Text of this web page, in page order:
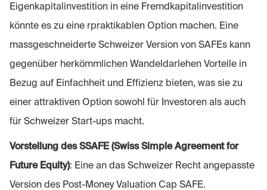
Eigenkapitalinvestition in eine Fremdkapitalinvestition
könnte es zu eine rpraktikablen Option machen. Eine
massgeschneiderte Schweizer Version von SAFEs kann
gegenüber herkömmlichen Wandeldarlehen Vorteile in
Bezug auf Einfachheit und Effizienz bieten, was sie zu
einer attraktiven Option sowohl für Investoren als auch
für Schweizer Start-ups macht.
Vorstellung des SSAFE (Swiss Simple Agreement for
Future Equity): Eine an das Schweizer Recht angepasste
Version des Post-Money Valuation Cap SAFE.